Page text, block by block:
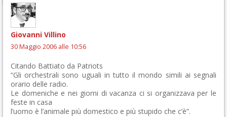
Giovanni Villino
30 Maggio 2006 alle 10:56
Citando Battiato da Patriots
“Gli orchestrali sono uguali in tutto il mondo simili ai segnali
orario delle radio.
Le domeniche e nei giorni di vacanza ci si organizzava per le
feste in casa
l’uomo è l’animale più domestico e più stupido che c’è”.